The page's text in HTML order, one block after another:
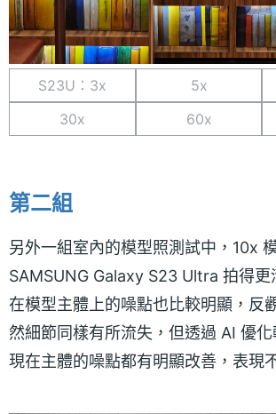
S23U：3x 5x
30x
60x
第二組
另外一組室內的模型照測試中，10x
SAMSUNG Galaxy S23 Ultra 拍得更
在模型主體上的噪點也比較明顯，反
然細節同樣有所流失，但透過 AI 優
現在主體的噪點都有明顯改善，表現